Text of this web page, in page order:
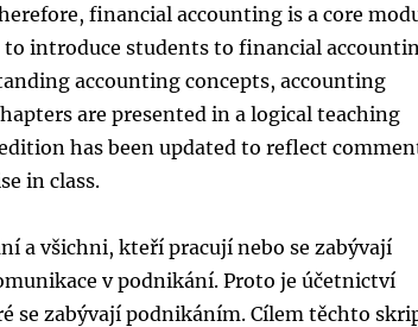
financial accounting is a core
introduce students to financial
accounting concepts, accounting
are presented in a logical teaching
has been updated to reflect
in class.
a všichni, kteří pracují nebo se zabývají
v podnikání. Proto je účetnictví
se zabývají podnikáním. Cílem těchto